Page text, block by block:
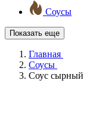
Соусы
Показать еще
Главная
Соусы
Соус сырный